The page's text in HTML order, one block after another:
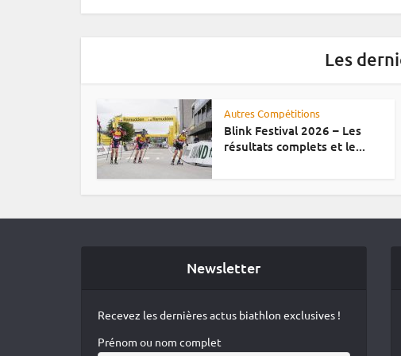
Les
Autres Compétitions
Blink Festival 2026 – Les
résultats complets et le...
Newsletter
Recevez les dernières actus biathlon exclusives !
Prénom ou nom complet